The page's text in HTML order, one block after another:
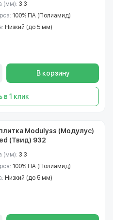
(мм): 3.3
100% ПА (Полиамид)
Низкий (до 5 мм)
В корзину
в 1 клик
Modulyss (Модулус)
(Твид) 932
(мм): 3.3
100% ПА (Полиамид)
Низкий (до 5 мм)